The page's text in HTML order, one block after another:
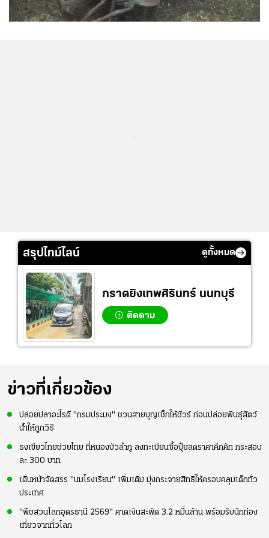
สรุปไทม์ไลน์ ดูทั้งหมด
กราดยิงเทพศิรินทร์ นนทบุรี
ติดตาม
ข่าวที่เกี่ยวข้อง
ปล่อยปลาอะไรดี "กรมประมง" ชวนสายบุญเช็กให้ชัวร์ ก่อนปล่อยพันธุ์สัตว์
น้ำให้ถูกวิธี
ธงเขียวไทยช่วยไทย ที่หนองบัวลำภู ลงทะเบียนซื้อปุ๋ยลดราคาคึกคัก กระสอบ
ละ 300 บาท
เดินหน้าจัดสรร "นมโรงเรียน" เพิ่มเติม มุ่งกระจายสิทธิให้ครอบคลุมเด็กทั่ว
ประเทศ
"พืชสวนโลกอุดรธานี 2569" คาดเงินสะพัด 3.2 หมื่นล้าน พร้อมรับนักท่อง
เที่ยวจากทั่วโลก